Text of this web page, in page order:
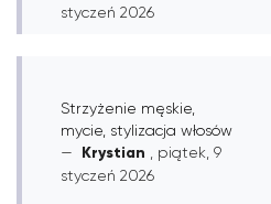
styczeń 2026
Strzyżenie męskie,
mycie, stylizacja włosów
Krystian
, piątek, 9
styczeń 2026